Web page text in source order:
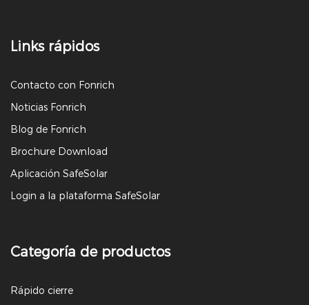
Links rápidos
Contacto con Fonrich
Noticias Fonrich
Blog de Fonrich
Brochure Download
Aplicación SafeSolar
Login a la plataforma SafeSolar
Categoría de productos
Rápido cierre